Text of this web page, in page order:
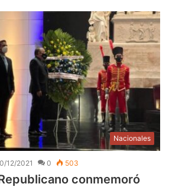
Nacionales
12/2021 0 503
conmemoró